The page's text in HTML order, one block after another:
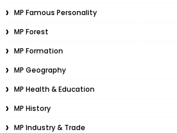
MP Famous Personality
MP Forest
MP Formation
MP Geography
MP Health & Education
MP History
MP Industry & Trade